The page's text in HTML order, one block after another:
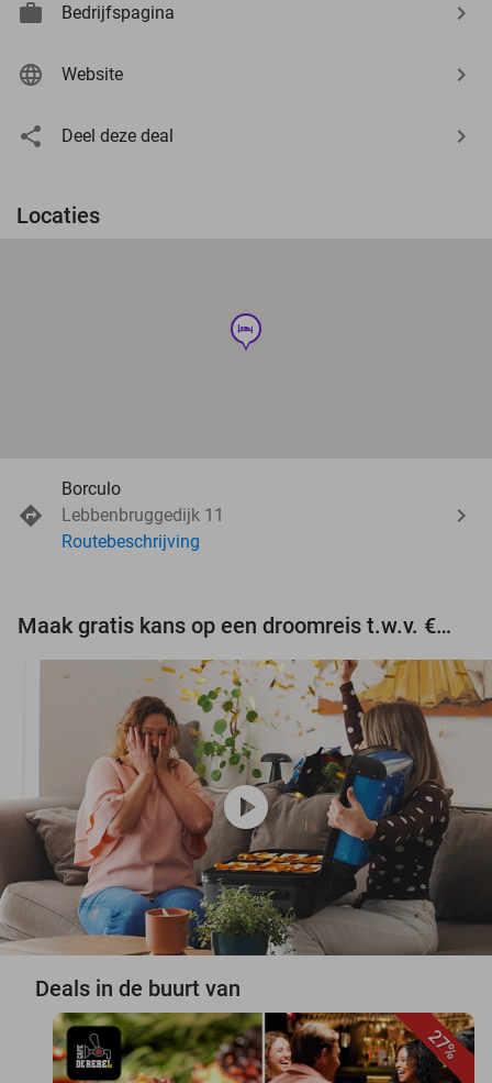
Bedrijfspagina
Website
Deel deze deal
Locaties
hotel
Borculo
Lebbenbruggedijk 11
Routebeschrijving
Maak gratis kans op een droomreis t.w.v. €3.000!
play_circle
Deals in de buurt van
27%